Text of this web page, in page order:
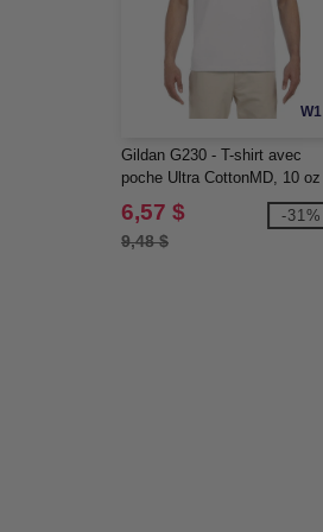
W1
Gildan G230 - T-shirt avec
poche Ultra CottonMD, 10 oz
de MD (2300)
6,57 $
9,48 $
-31%